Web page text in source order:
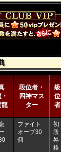
龍
段位者・
四神マス
ター
級
位
者
ファイト
オーブ30
個
初
段
昇
格